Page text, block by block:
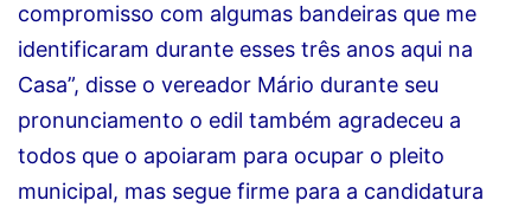
compromisso com algumas bandeiras que me
identificaram durante esses três anos aqui na
Casa”, disse o vereador Mário durante seu
pronunciamento o edil também agradeceu a
todos que o apoiaram para ocupar o pleito
municipal, mas segue firme para a candidatura